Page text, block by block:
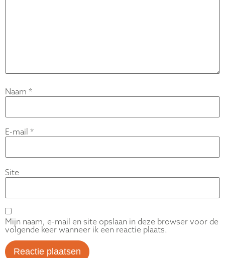
Naam *
E-mail *
Site
Mijn naam, e-mail en site opslaan in deze browser voor de
volgende keer wanneer ik een reactie plaats.